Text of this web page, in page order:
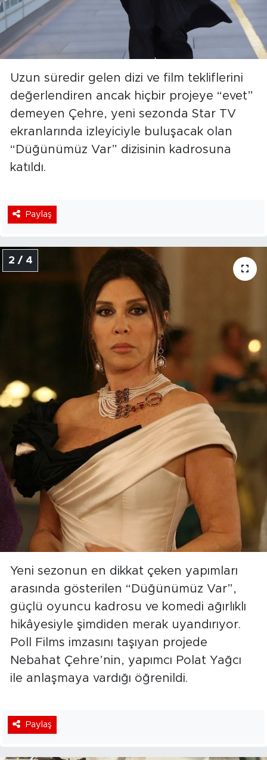
Uzun süredir gelen dizi ve film tekliflerini
değerlendiren ancak hiçbir projeye “evet”
demeyen Çehre, yeni sezonda Star TV
ekranlarında izleyiciyle buluşacak olan
“Düğünümüz Var” dizisinin kadrosuna
katıldı.
Paylaş
2 / 4
Yeni sezonun en dikkat çeken yapımları
arasında gösterilen “Düğünümüz Var”,
güçlü oyuncu kadrosu ve komedi ağırlıklı
hikâyesiyle şimdiden merak uyandırıyor.
Poll Films imzasını taşıyan projede
Nebahat Çehre’nin, yapımcı Polat Yağcı
ile anlaşmaya vardığı öğrenildi.
Paylaş